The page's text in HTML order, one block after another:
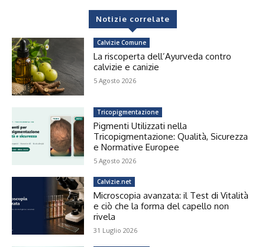
Notizie correlate
Calvizie Comune
La riscoperta dell’Ayurveda contro
calvizie e canizie
5 Agosto 2026
Tricopigmentazione
Pigmenti Utilizzati nella
Tricopigmentazione: Qualità, Sicurezza
e Normative Europee
5 Agosto 2026
Calvizie.net
Microscopia avanzata: il Test di Vitalità
e ciò che la forma del capello non
rivela
31 Luglio 2026